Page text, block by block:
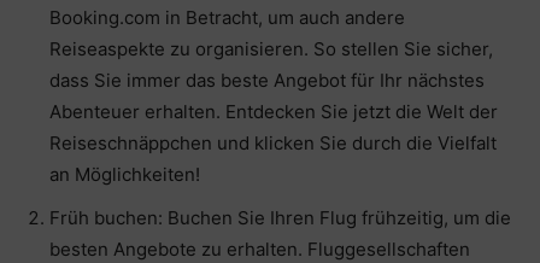
Booking.com in Betracht, um auch andere
Reiseaspekte zu organisieren. So stellen Sie sicher,
dass Sie immer das beste Angebot für Ihr nächstes
Abenteuer erhalten. Entdecken Sie jetzt die Welt der
Reiseschnäppchen und klicken Sie durch die Vielfalt
an Möglichkeiten!
Früh buchen: Buchen Sie Ihren Flug frühzeitig, um die
besten Angebote zu erhalten. Fluggesellschaften